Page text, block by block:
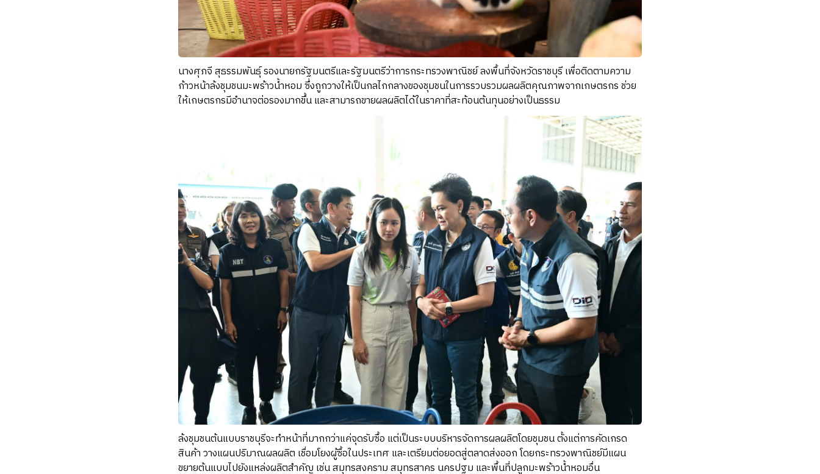
นางศุภจี สุธรรมพันธุ์ รองนายกรัฐมนตรีและรัฐมนตรีว่าการกระทรวงพาณิชย์ ลงพื้นที่จังหวัดราชบุรี เพื่อติดตามความ
ก้าวหน้าล้งชุมชนมะพร้าวน้ำหอม ซึ่งถูกวางให้เป็นกลไกกลางของชุมชนในการรวบรวมผลผลิตคุณภาพจากเกษตรกร ช่วย
ให้เกษตรกรมีอำนาจต่อรองมากขึ้น และสามารถขายผลผลิตได้ในราคาที่สะท้อนต้นทุนอย่างเป็นธรรม
ล้งชุมชนต้นแบบราชบุรีจะทำหน้าที่มากกว่าแค่จุดรับซื้อ แต่เป็นระบบบริหารจัดการผลผลิตโดยชุมชน ตั้งแต่การคัดเกรด
สินค้า วางแผนปริมาณผลผลิต เชื่อมโยงผู้ซื้อในประเทศ และเตรียมต่อยอดสู่ตลาดส่งออก โดยกระทรวงพาณิชย์มีแผน
ขยายต้นแบบไปยังแหล่งผลิตสำคัญ เช่น สมุทรสงคราม สมุทรสาคร นครปฐม และพื้นที่ปลูกมะพร้าวน้ำหอมอื่น